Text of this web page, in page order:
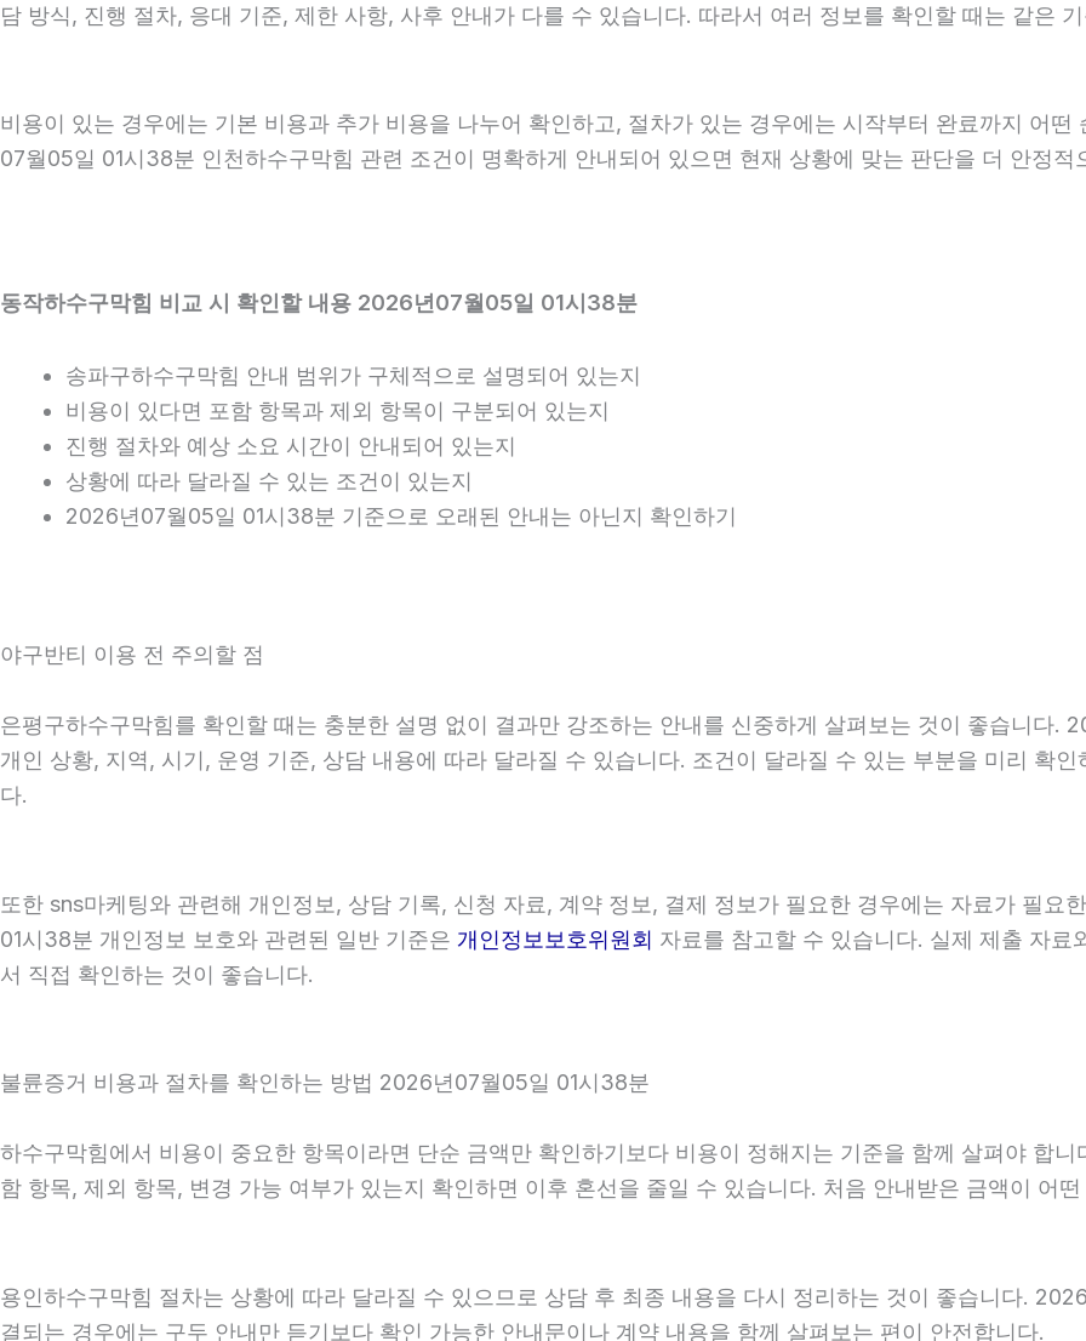
담 방식, 진행 절차, 응대 기준, 제한 사항, 사후 안내가 다를 수 있습니다. 따라서 여러 정보를 확인할 때는 같은
비용이 있는 경우에는 기본 비용과 추가 비용을 나누어 확인하고, 절차가 있는 경우에는 시작부터 완료까지 어
07월05일 01시38분 인천하수구막힘 관련 조건이 명확하게 안내되어 있으면 현재 상황에 맞는 판단을 더 안정적
동작하수구막힘 비교 시 확인할 내용 2026년07월05일 01시38분
송파구하수구막힘 안내 범위가 구체적으로 설명되어 있는지
비용이 있다면 포함 항목과 제외 항목이 구분되어 있는지
진행 절차와 예상 소요 시간이 안내되어 있는지
상황에 따라 달라질 수 있는 조건이 있는지
2026년07월05일 01시38분 기준으로 오래된 안내는 아닌지 확인하기
야구반티 이용 전 주의할 점
은평구하수구막힘를 확인할 때는 충분한 설명 없이 결과만 강조하는 안내를 신중하게 살펴보는 것이 좋습니다.
개인 상황, 지역, 시기, 운영 기준, 상담 내용에 따라 달라질 수 있습니다. 조건이 달라질 수 있는 부분을 미리 확
다.
또한 sns마케팅와 관련해 개인정보, 상담 기록, 신청 자료, 계약 정보, 결제 정보가 필요한 경우에는 자료가 필
01시38분 개인정보 보호와 관련된 일반 기준은 개인정보보호위원회 자료를 참고할 수 있습니다. 실제 제출 자
서 직접 확인하는 것이 좋습니다.
불륜증거 비용과 절차를 확인하는 방법 2026년07월05일 01시38분
하수구막힘에서 비용이 중요한 항목이라면 단순 금액만 확인하기보다 비용이 정해지는 기준을 함께 살펴야 합
함 항목, 제외 항목, 변경 가능 여부가 있는지 확인하면 이후 혼선을 줄일 수 있습니다. 처음 안내받은 금액이 어
용인하수구막힘 절차는 상황에 따라 달라질 수 있으므로 상담 후 최종 내용을 다시 정리하는 것이 좋습니다.
결되는 경우에는 구두 안내만 듣기보다 확인 가능한 안내문이나 계약 내용을 함께 살펴보는 편이 안전합니다.